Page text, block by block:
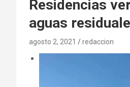
Residencias
aguas
agosto 2, 2021 redaccion